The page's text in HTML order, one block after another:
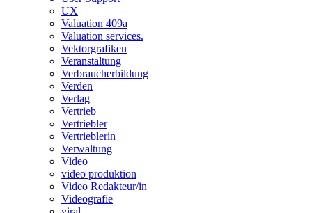
UX
Valuation 409a
Valuation services.
Vektorgrafiken
Veranstaltung
Verbraucherbildung
Verden
Verlag
Vertrieb
Vertriebler
Vertrieblerin
Verwaltung
Video
video produktion
Video Redakteur/in
Videografie